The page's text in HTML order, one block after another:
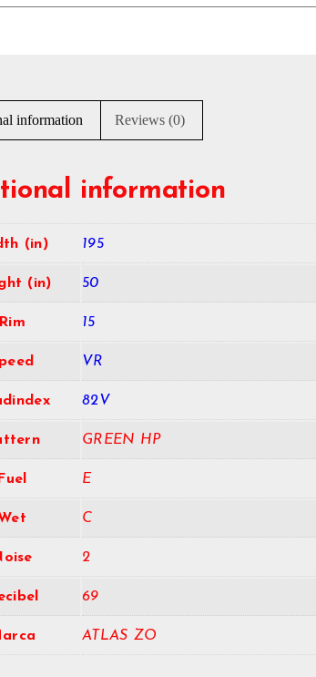
information Reviews (0)
information
(in) 195
(in) 50
Rim 15
VR
82V
GREEN HP
E
C
2
69
ATLAS ZO